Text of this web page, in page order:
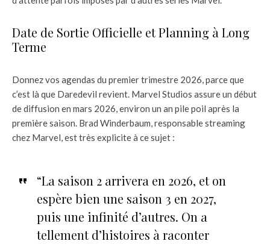
Date de Sortie Officielle et Planning à Long
Terme
Donnez vos agendas du premier trimestre 2026, parce que
c’est là que Daredevil revient. Marvel Studios assure un début
de diffusion en mars 2026, environ un an pile poil après la
première saison. Brad Winderbaum, responsable streaming
chez Marvel, est très explicite à ce sujet :
“La saison 2 arrivera en 2026, et on
espère bien une saison 3 en 2027,
puis une infinité d’autres. On a
tellement d’histoires à raconter